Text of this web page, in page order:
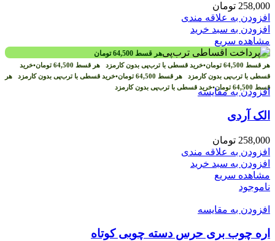
258,000 تومان
افزودن به علاقه مندی
افزودن به سبد خرید
مشاهده سریع
هر قسط 64,500 تومان
هر قسط 64,500 تومان•خرید قسطی با ترب‌پی بدون کارمزد هر قسط 64,500 تومان•خرید
قسطی با ترب‌پی بدون کارمزد هر قسط 64,500 تومان•خرید قسطی با ترب‌پی بدون کارمزد هر
قسط 64,500 تومان•خرید قسطی با ترب‌پی بدون کارمزدافزودن به مقایسه
الک آردی
258,000 تومان
افزودن به علاقه مندی
افزودن به سبد خرید
مشاهده سریع
ناموجود
افزودن به مقایسه
اره چوب بری حرس دسته چوبی کوتاه